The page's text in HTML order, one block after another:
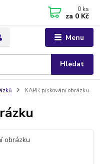
Menu
Hledat
0 ks
za 0 Kč
KAPR pískování obrázku